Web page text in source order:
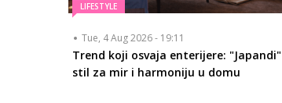
LIFESTYLE
Tue, 4 Aug 2026 - 19:11
Trend koji osvaja enterijere: "Japandi"
stil za mir i harmoniju u domu